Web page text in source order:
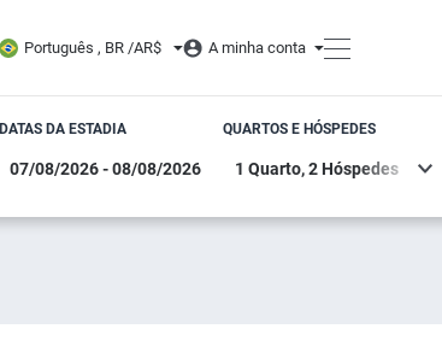
Português , BR /AR$ A minha conta
DATAS DA ESTADIA QUARTOS E HÓSPEDES